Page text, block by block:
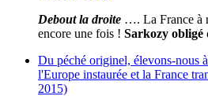
Debout la droite …. La France à
encore une fois ! Sarkozy obligé
Du péché originel, élevons-nous
l'Europe instaurée et la France
2015)